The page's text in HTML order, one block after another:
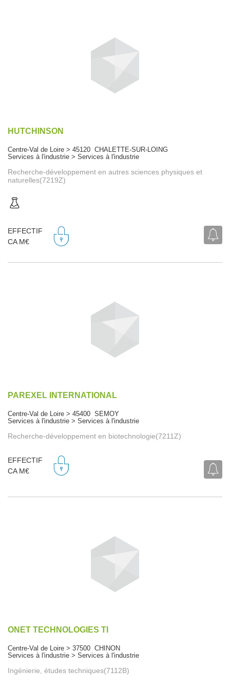
HUTCHINSON
Centre-Val de Loire > 45120 CHALETTE-SUR-LOING
Services à l'industrie > Services à l'industrie
Recherche-développement en autres sciences physiques et
naturelles(7219Z)
EFFECTIF
CA M€
PAREXEL INTERNATIONAL
Centre-Val de Loire > 45400 SEMOY
Services à l'industrie > Services à l'industrie
Recherche-développement en biotechnologie(7211Z)
EFFECTIF
CA M€
ONET TECHNOLOGIES TI
Centre-Val de Loire > 37500 CHINON
Services à l'industrie > Services à l'industrie
Ingénierie, études techniques(7112B)